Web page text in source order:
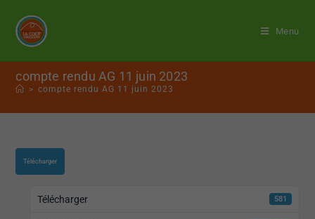
Menu
compte rendu AG 11 juin 2023
> compte rendu AG 11 juin 2023
Télécharger
Télécharger 581